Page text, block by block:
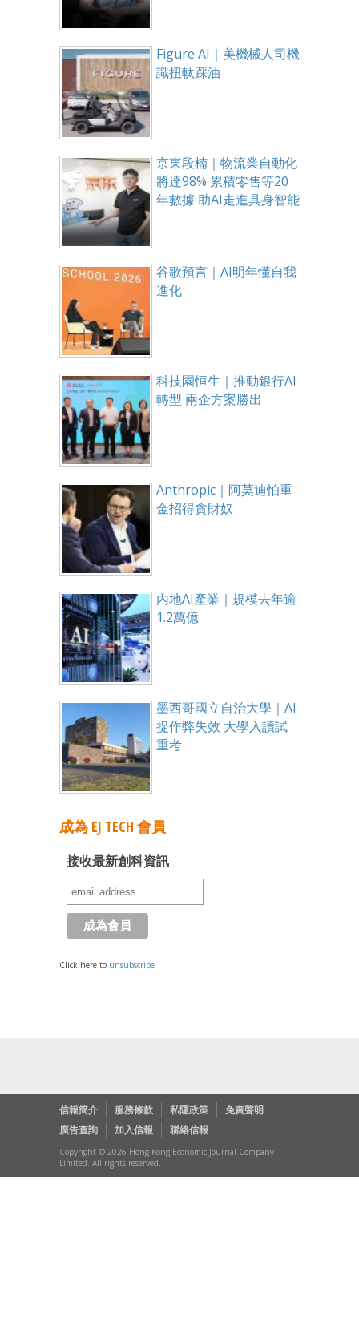
Figure AI｜美機械人司機
識扭軚踩油
京東段楠｜物流業自動化
將達98% 累積零售等20
年數據 助AI走進具身智能
谷歌預言｜AI明年懂自我
進化
科技園恒生｜推動銀行AI
轉型 兩企方案勝出
Anthropic｜阿莫迪怕重
金招得貪財奴
內地AI產業｜規模去年逾
1.2萬億
墨西哥國立自治大學｜AI
捉作弊失效 大學入讀試
重考
成為 EJ TECH 會員
接收最新創科資訊
Click here to unsubscribe
信報簡介 服務條款 私隱政策
免責聲明
廣告查詢
加入信報 聯絡信報
Copyright © 2026 Hong Kong Economic Journal Company
Limited. All rights reserved.